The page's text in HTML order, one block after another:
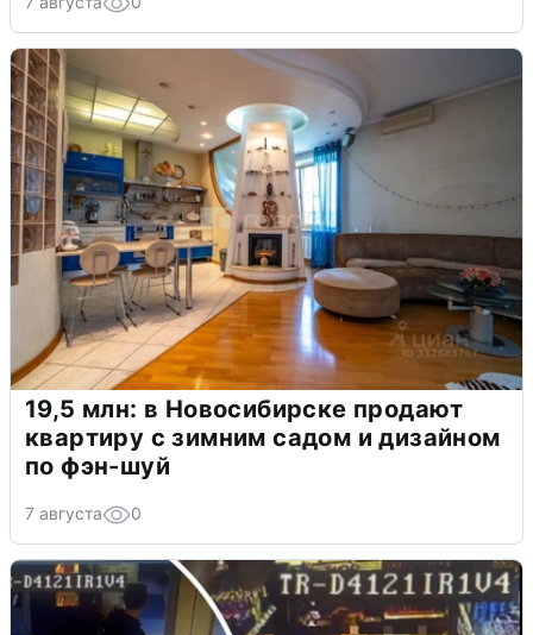
19,5 млн: в Новосибирске продают
квартиру с зимним садом и дизайном
по фэн-шуй
7 августа 0